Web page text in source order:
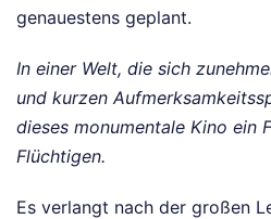
genauestens geplant.
In einer Welt, die sich
und kurzen
dieses monumentale Kino ein
Flüchtigen.
Es verlangt nach der großen